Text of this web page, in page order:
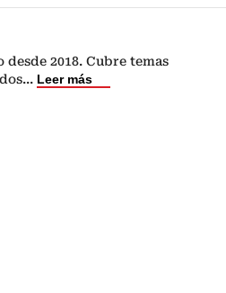
2018. Cubre temas
... Leer más